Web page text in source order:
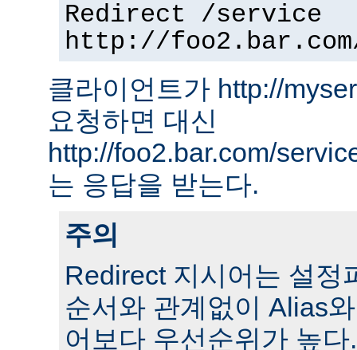
Redirect /service
http://
클라이언트가 http://
요청하면 대신
http://foo2.bar.com/
는 응답을 받는다.
주의
Redirect 지시어는 설정
순서와 관계없이 Alias
어보다 우선순위가 높